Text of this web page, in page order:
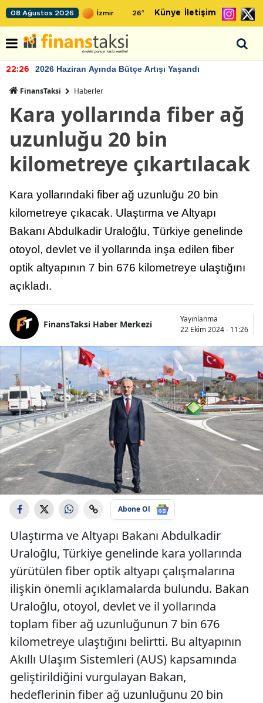
08 Ağustos 2026 26° Künye İletişim
22:26 2026 Haziran Ayında Bütçe Artışı Yaşandı
FinansTaksi Haberler
Kara yollarında fiber ağ
uzunluğu 20 bin
kilometreye çıkartılacak
Kara yollarındaki fiber ağ uzunluğu 20 bin
kilometreye çıkacak. Ulaştırma ve Altyapı
Bakanı Abdulkadir Uraloğlu, Türkiye genelinde
otoyol, devlet ve il yollarında inşa edilen fiber
optik altyapının 7 bin 676 kilometreye ulaştığını
açıkladı.
FinansTaksi Haber Merkezi
Yayınlanma
22 Ekim 2024 - 11:26
Abone Ol
Ulaştırma ve Altyapı Bakanı Abdulkadir
Uraloğlu, Türkiye genelinde kara yollarında
yürütülen fiber optik altyapı çalışmalarına
ilişkin önemli açıklamalarda bulundu. Bakan
Uraloğlu, otoyol, devlet ve il yollarında
toplam fiber ağ uzunluğunun 7 bin 676
kilometreye ulaştığını belirtti. Bu altyapının
Akıllı Ulaşım Sistemleri (AUS) kapsamında
geliştirildiğini vurgulayan Bakan,
hedeflerinin fiber ağ uzunluğunu 20 bin